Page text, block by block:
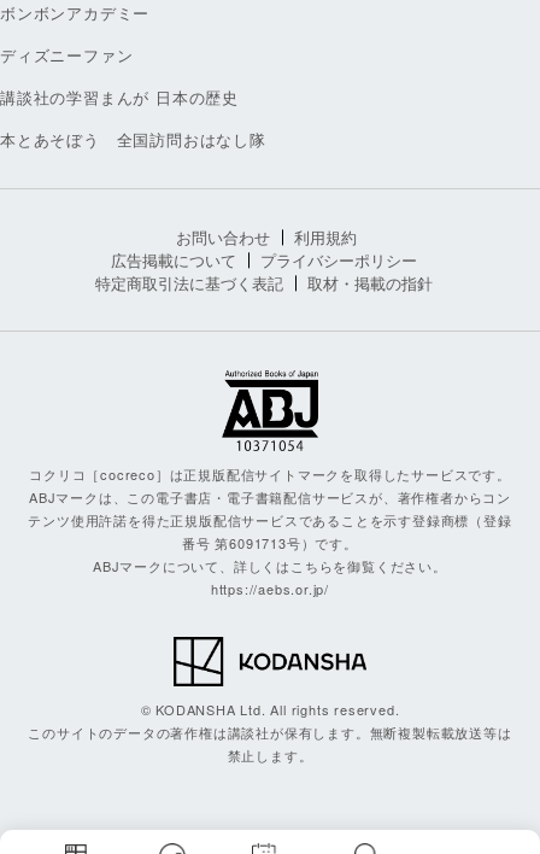
ボンボンアカデミー
ディズニーファン
講談社の学習まんが 日本の歴史
本とあそぼう 全国訪問おはなし隊
お問い合わせ
利用規約
広告掲載について
プライバシーポリシー
特定商取引法に基づく表記
取材・掲載の指針
コクリコ［cocreco］は正規版配信サイトマークを取得したサービスです。
ABJマークは、この電子書店・電子書籍配信サービスが、著作権者からコン
テンツ使用許諾を得た正規版配信サービスであることを示す登録商標（登録
番号 第6091713号）です。
ABJマークについて、詳しくはこちらを御覧ください。
https://aebs.or.jp/
© KODANSHA Ltd. All rights reserved.
このサイトのデータの著作権は講談社が保有します。無断複製転載放送等は
禁止します。